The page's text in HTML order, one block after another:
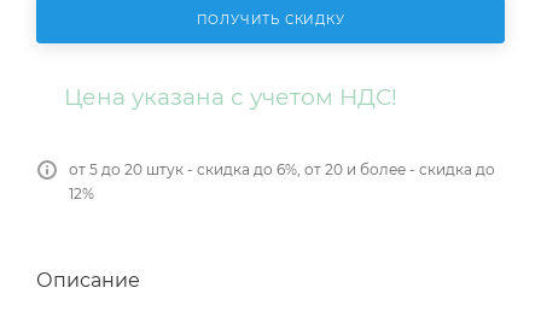
ПОЛУЧИТЬ СКИДКУ
Цена указана с учетом НДС!
от 5 до 20 штук - скидка до 6%, от 20 и более - скидка до
12%
Описание